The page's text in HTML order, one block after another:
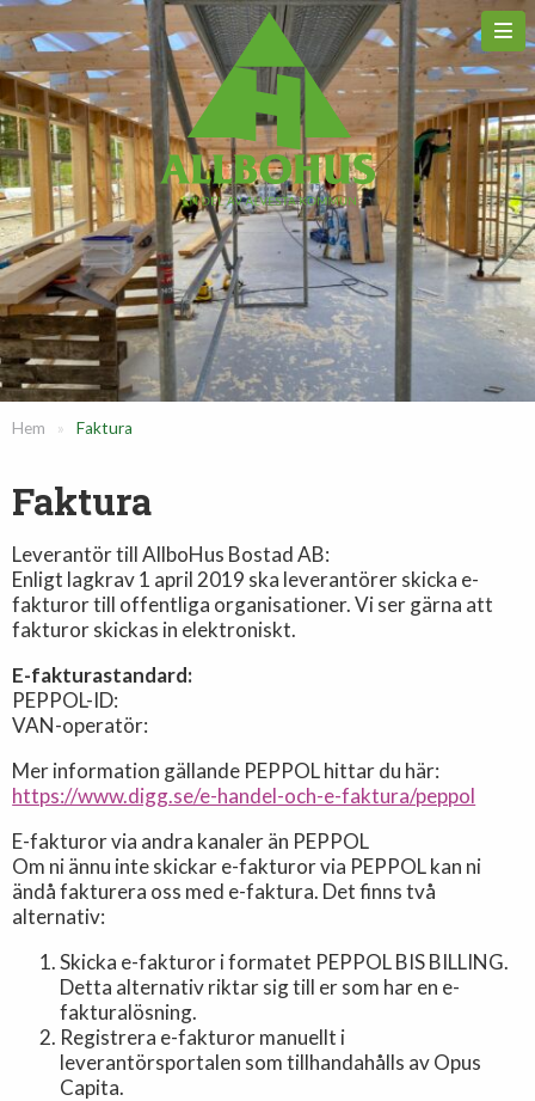
Hem » Faktura
Faktura
Leverantör till AllboHus Bostad AB:
Enligt lagkrav 1 april 2019 ska leverantörer skicka e-
fakturor till offentliga organisationer. Vi ser gärna att
fakturor skickas in elektroniskt.
E-fakturastandard:
PEPPOL-ID:
VAN-operatör:
Mer information gällande PEPPOL hittar du här:
https://www.digg.se/e-handel-och-e-faktura/peppol
E-fakturor via andra kanaler än PEPPOL
Om ni ännu inte skickar e-fakturor via PEPPOL kan ni
ändå fakturera oss med e-faktura. Det finns två
alternativ:
Skicka e-fakturor i formatet PEPPOL BIS BILLING.
Detta alternativ riktar sig till er som har en e-
fakturalösning.
Registrera e-fakturor manuellt i
leverantörsportalen som tillhandahålls av Opus
Capita.